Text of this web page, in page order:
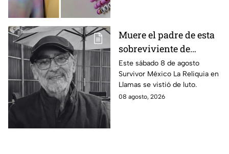
Muere el padre de esta
sobreviviente de
Survivor México La
Reliquia en Llamas
Este sábado 8 de agosto
Survivor México La Reliquia en
Llamas se vistió de luto.
08 agosto, 2026